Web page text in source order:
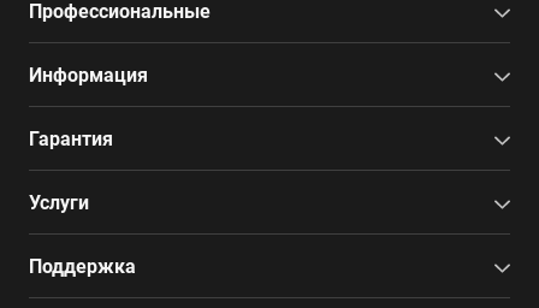
Профессиональные
Информация
Гарантия
Услуги
Поддержка